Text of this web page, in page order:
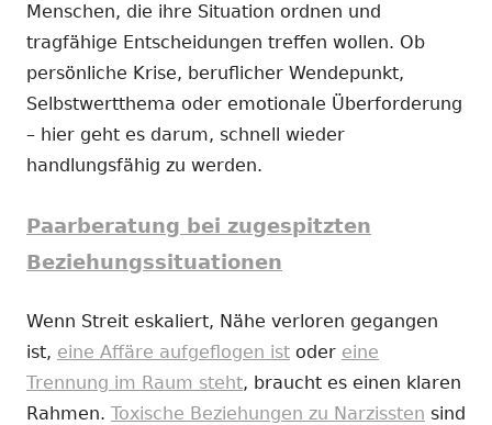
Menschen, die ihre Situation ordnen und
tragfähige Entscheidungen treffen wollen. Ob
persönliche Krise, beruflicher Wendepunkt,
Selbstwertthema oder emotionale Überforderung
– hier geht es darum, schnell wieder
handlungsfähig zu werden.
Paarberatung bei zugespitzten
Beziehungssituationen
Wenn Streit eskaliert, Nähe verloren gegangen
ist, eine Affäre aufgeflogen ist oder eine
Trennung im Raum steht, braucht es einen klaren
Rahmen. Toxische Beziehungen zu Narzissten sind